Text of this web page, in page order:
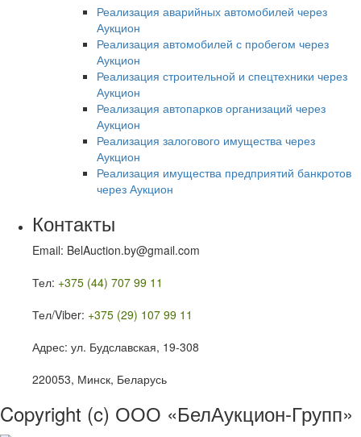
Реализация аварийных автомобилей через
Аукцион
Реализация автомобилей с пробегом через
Аукцион
Реализация строительной и спецтехники через
Аукцион
Реализация автопарков организаций через
Аукцион
Реализация залогового имущества через
Аукцион
Реализация имущества предприятий банкротов
через Аукцион
Контакты
Email: BelAuction.by@gmail.com
Тел: +375 (44) 707 99 11
Тел/Viber: +375 (29) 107 99 11
Адрес: ул. Будславская, 19-308
220053, Минск, Беларусь
Copyright (c) ООО «БелАукцион-Групп»